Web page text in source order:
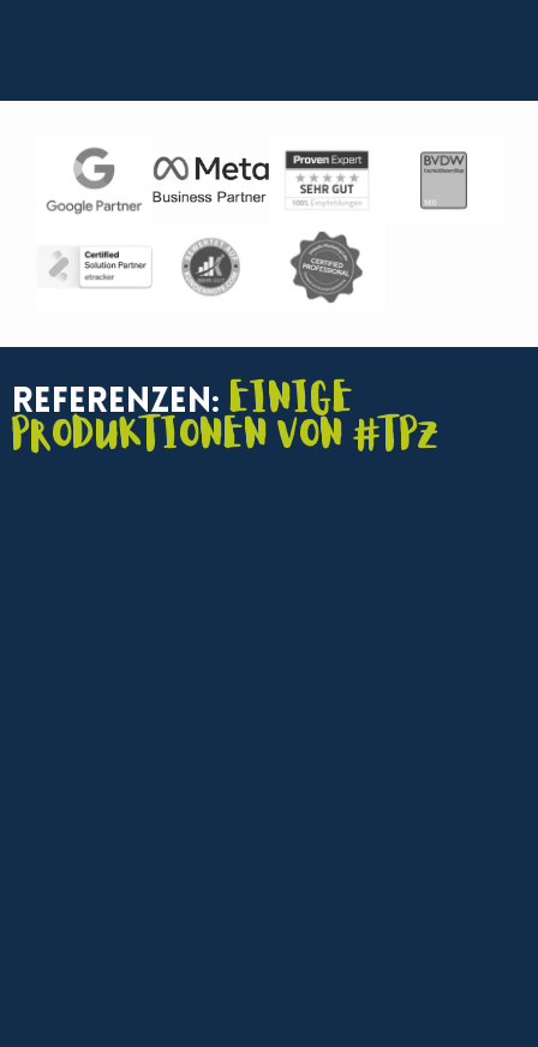
Referenzen: Einige
Produktionen von #TPZ